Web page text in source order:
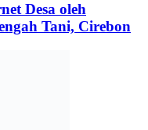
Desa oleh
Tani, Cirebon